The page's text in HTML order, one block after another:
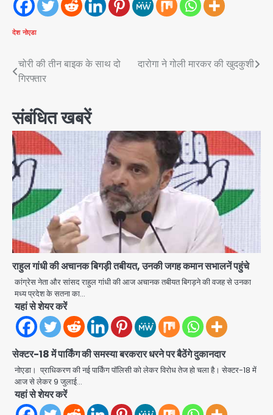
देश नोएडा
Post
navigation
चोरी की तीन बाइक के साथ दो
गिरफ्तार
दारोगा ने गोली मारकर की खुदकुशी
संबंधित खबरें
राहुल गांधी की अचानक बिगड़ी तबीयत, उनकी जगह कमान सभालनें पहुंचे
कांग्रेस नेता और सांसद राहुल गांधी की आज अचानक तबीयत बिगड़ने की वजह से उनका
मध्य प्रदेश के सतना का…
यहां से शेयर करें
सेक्टर-18 में पार्किंग की समस्या बरकरार धरने पर बैठेंगे दुकानदार
नोएडा। प्राधिकरण की नई पार्किंग पॉलिसी को लेकर विरोध तेज हो चला है। सेक्टर-18 में
आज से लेकर 9 जुलाई…
यहां से शेयर करें
2
एंटी-बर्गलरी सेल की बड़ी कामयाबी, चोरी के
माल की खरीद-फरोख्त करने वाले गिरोह का
भंडाफोड़
Team JHJ
3
सरकारी भर्ती परीक्षाओं में नकल कराने वाले
अंतरराज्यीय गिरोह का भंडाफोड़, मास्टरमाइंड
समेत 7 गिरफ्तार
Team JHJ
4
आॅपरेशन ह्यप्रहारह्ण : 72 घंटे में उत्तर-पश्चिम
Team JHJ
5
Sajid Rashidi’s controversial:
शिवभक्त नहीं, आतंकवादी हैं’, मौलाना का
कांवड़ियों पर विवादित बयान, BJP विधायक ने